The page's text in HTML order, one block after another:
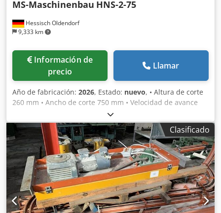
Hessisch Oldendorf
9,333 km
MS-Maschinenbau HNS-2-75
Información de
precio
Llamar
Año de fabricación: 2026, Estado: nuevo, • Altura de corte
260 mm • Ancho de corte 750 mm • Velocidad de avance
variable 5-30 m/min. • 2 motores de sierra de 75 KW
Dodpfsbu Rqpsx Acfokr • Caja de cambios de avance de 3
KW • Diámetro del husillo Ø 70 mm • 1 juego de anillos
distanciadores • Ajuste eléctrico de la altura de los rodillos
de avance • Diámetro de la hoja de sierra 400 mm •
Armario de control eléctrico completo, incluidos todos los
cables • Panel de control • Pintura color RAL 6011 •
Documentación en alemán o inglés • Peso 5500 kg
Clasificado